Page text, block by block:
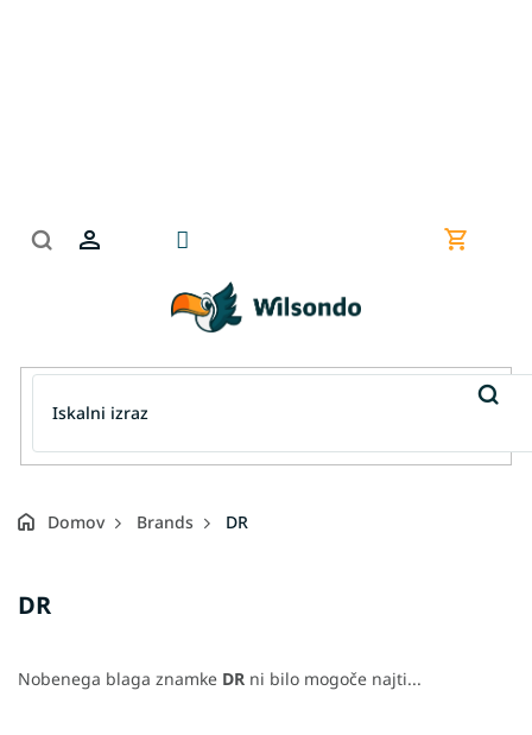
Domov Brands DR
DR
Nobenega blaga znamke DR ni bilo mogoče najti...